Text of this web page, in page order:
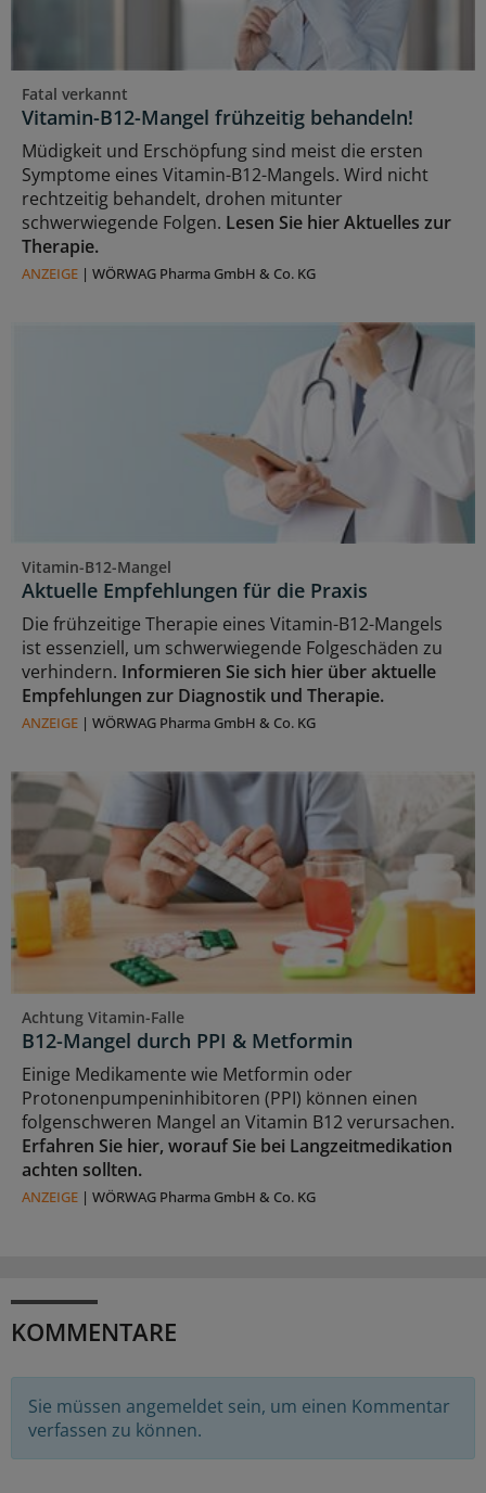
Fatal verkannt
Vitamin-B12-Mangel frühzeitig behandeln!
Müdigkeit und Erschöpfung sind meist die ersten
Symptome eines Vitamin-B12-Mangels. Wird nicht
rechtzeitig behandelt, drohen mitunter
schwerwiegende Folgen. Lesen Sie hier Aktuelles zur
Therapie.
ANZEIGE | WÖRWAG Pharma GmbH & Co. KG
Vitamin-B12-Mangel
Aktuelle Empfehlungen für die Praxis
Die frühzeitige Therapie eines Vitamin-B12-Mangels
ist essenziell, um schwerwiegende Folgeschäden zu
verhindern. Informieren Sie sich hier über aktuelle
Empfehlungen zur Diagnostik und Therapie.
ANZEIGE | WÖRWAG Pharma GmbH & Co. KG
Achtung Vitamin-Falle
B12-Mangel durch PPI & Metformin
Einige Medikamente wie Metformin oder
Protonenpumpeninhibitoren (PPI) können einen
folgenschweren Mangel an Vitamin B12 verursachen.
Erfahren Sie hier, worauf Sie bei Langzeitmedikation
achten sollten.
ANZEIGE | WÖRWAG Pharma GmbH & Co. KG
KOMMENTARE
Sie müssen angemeldet sein, um einen Kommentar
verfassen zu können.